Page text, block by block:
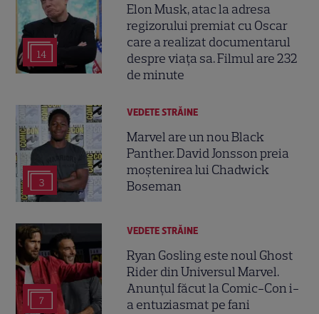
14
Elon Musk, atac la adresa
regizorului premiat cu Oscar
care a realizat documentarul
despre viața sa. Filmul are 232
de minute
3
VEDETE STRĂINE
Marvel are un nou Black
Panther. David Jonsson preia
moștenirea lui Chadwick
Boseman
7
VEDETE STRĂINE
Ryan Gosling este noul Ghost
Rider din Universul Marvel.
Anunțul făcut la Comic-Con i-
a entuziasmat pe fani